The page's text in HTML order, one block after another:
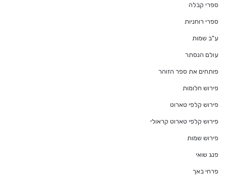
ספרי קבלה
ספרי רוחניות
ע"ב שמות
עולם הנסתר
פותחים את ספר הזוהר
פירוש חלומות
פירוש קלפי טארוט
פירוש קלפי טארוט קראולי
פירוש שמות
פנג שואי
פרחי באך